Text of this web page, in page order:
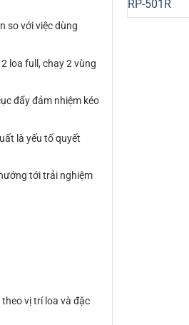
RP-501R
so với việc dùng
loa full, chạy 2 vùng
đẩy đảm nhiệm kéo
là yếu tố quyết
tới trải nghiệm
vị trí loa và đặc